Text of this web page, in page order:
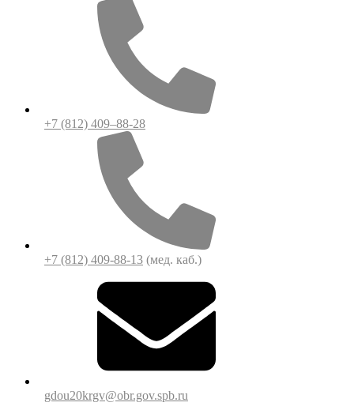
+7 (812) 409–88-28
+7 (812) 409-88-13 (мед. каб.)
gdou20krgv@obr.gov.spb.ru